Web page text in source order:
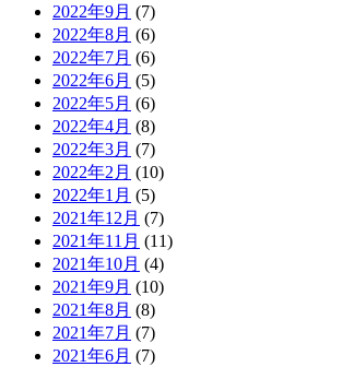
2022年9月 (7)
2022年8月 (6)
2022年7月 (6)
2022年6月 (5)
2022年5月 (6)
2022年4月 (8)
2022年3月 (7)
2022年2月 (10)
2022年1月 (5)
2021年12月 (7)
2021年11月 (11)
2021年10月 (4)
2021年9月 (10)
2021年8月 (8)
2021年7月 (7)
2021年6月 (7)